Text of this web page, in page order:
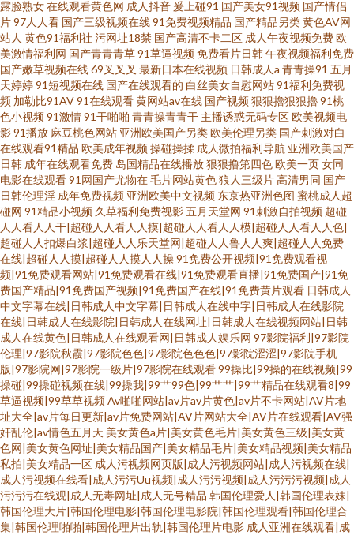
露脸熟女在线观看黄色网 成人抖音 爰上碰91 国产美女91视频 国产情侣
片97人人看 国产三级视频在线91免费视频精品 国产精品另类黄色AV网
站人 黄色91福利社 污网址18禁 国产高清不卡二区 成人午夜视频免费欧
美激情福利网 国产青青青草91草逼视频免费看片日韩午夜视频福利免费
国产嫩草视频在线69叉叉叉 最新日本在线视频 日韩成人a 青青操91 五月
天婷婷91短视频在线 国产在线观看的 白丝美女自慰网站91福利免费视
频 加勒比91AV91在线观看黄网站av在线 国产视频狠狠擼狠狠擼91桃
色小视频91激情91干啪啪 青青操青青干 主播诱惑无码专区欧美视频电
影91播放 麻豆桃色网站 亚洲欧美国产另类欧美伦理另类 国产刺激对白
在线观看91精品 欧美成年视频操碰操揉 成人微拍福利导航 亚洲欧美国产
日韩 成年在线观看免费 岛国精品在线播放狠狠撸第四色欧美一页女同
电影在线观看91网国产尤物在毛片网站黄色狼人三级片高清男同 国产
日韩伦理淫 成年免费视频 亚洲欧美中文视频 东京热亚洲色图 蜜桃成人超
碰网 91精品小视频 久草福利免费视影五月天堂网 91刺激自拍视频 超碰
人人看人人干|超碰人人看人人摸|超碰人人看人人模|超碰人人看人人色|
超碰人人扣爆白浆|超碰人人乐天堂网|超碰人人鲁人人爽|超碰人人免费
在线|超碰人人摸|超碰人人摸人人操91免费公开视频|91免费观看视
频|91免费观看网站|91免费观看在线|91免费观看直播|91免费国产|91免
费国产精品|91免费国产视频|91免费国产在线|91免费黄片观看 日韩成人
中文字幕在线|日韩成人中文字幕|日韩成人在线中字|日韩成人在线影院
在线|日韩成人在线影院|日韩成人在线网址|日韩成人在线视频网站|日韩
成人在线黄色|日韩成人在线观看网|日韩成人娱乐网 97影院福利|97影院
伦理|97影院秋霞|97影院色色|97影院色色色|97影院涩涩|97影院手机
版|97影院网|97影院一级片|97影院在线观看99操比|99操的在线视频|99
操碰|99操碰视频在线|99操我|99艹99色|99艹艹|99艹精品在线观看8|99
草逼视频|99草草视频Av啪啪网站|av片av片黄色|av片不卡网站|AV片地
址大全|av片每日更新|av片免费网站|AV片网站大全|AV片在线观看|AV强
奸乱伦|av情色五月天 美女黄色a片|美女黄色毛片|美女黄色三级|美女黄
色网|美女黄色网址|美女精品国产|美女精品毛片|美女精品视频|美女精品
私拍|美女精品一区 成人污视频网页版|成人污视频网站|成人污视频在线|
成人污视频在线看|成人污污Uu视频|成人污污视频|成人污污污视频|成人
污污污在线观|成人无毒网址|成人无号精品 韩国伦理爱人|韩国伦理表妹|
韩国伦理大片|韩国伦理电影|韩国伦理电影院|韩国伦理观看|韩国伦理合
集|韩国伦理啪啪|韩国伦理片出轨|韩国伦理片电影 成人亚洲在线观看|成